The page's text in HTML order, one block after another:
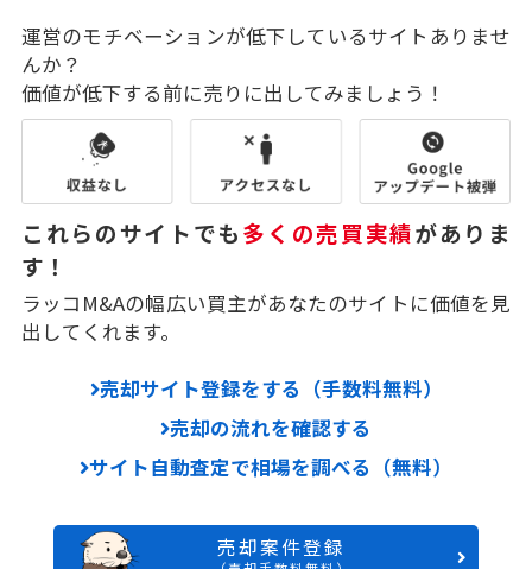
運営のモチベーションが低下しているサイトありませ
んか？
価値が低下する前に売りに出してみましょう！
これらのサイトでも多くの売買実績がありま
す！
ラッコM&Aの幅広い買主があなたのサイトに価値を見
出してくれます。
売却サイト登録をする（手数料無料）
売却の流れを確認する
サイト自動査定で相場を調べる（無料）
売却案件登録